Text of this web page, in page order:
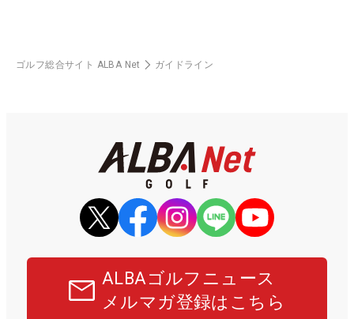
ゴルフ総合サイト ALBA Net ガイドライン
ALBAゴルフニュース
メルマガ登録はこちら